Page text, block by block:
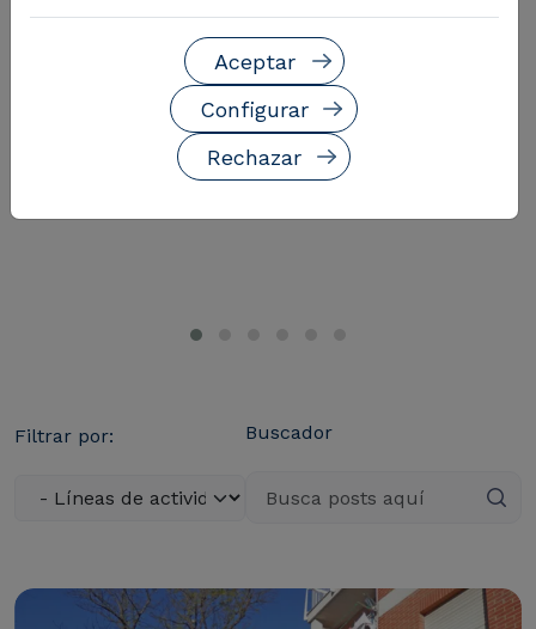
Filtrar por: Buscador
Rechazar
Configurar
Aceptar